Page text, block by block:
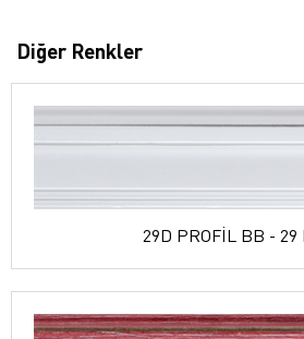
Diğer Renkler
29D PROFİL BB - 29